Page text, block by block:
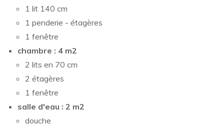
1 lit 140 cm
1 penderie - étagères
1 fenêtre
chambre : 4 m2
2 lits en 70 cm
2 étagères
1 fenêtre
salle d'eau : 2 m2
douche